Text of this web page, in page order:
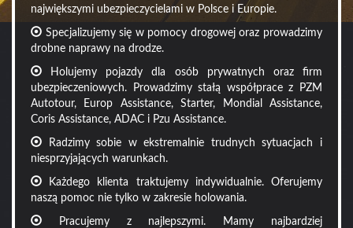
największymi ubezpieczycielami w Polsce i Europie.
Specjalizujemy się w pomocy drogowej oraz prowadzimy
drobne naprawy na drodze.
Holujemy pojazdy dla osób prywatnych oraz firm
ubezpieczeniowych. Prowadzimy stałą współprace z PZM
Autotour, Europ Assistance, Starter, Mondial Assistance,
Coris Assistance, ADAC i Pzu Assistance.
Radzimy sobie w ekstremalnie trudnych sytuacjach i
niesprzyjających warunkach.
Każdego klienta traktujemy indywidualnie. Oferujemy
naszą pomoc nie tylko w zakresie holowania.
Pracujemy z najlepszymi. Mamy najbardziej